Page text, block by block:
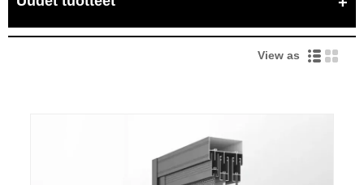
View as